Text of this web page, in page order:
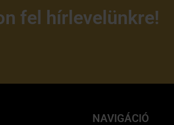
fel hírlevelünkre!
NAVIGÁCIÓ